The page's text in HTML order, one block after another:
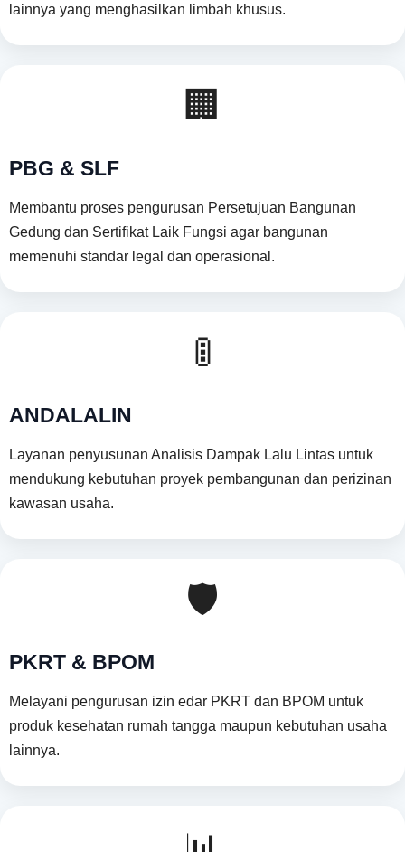
lainnya yang menghasilkan limbah khusus.
🏢
PBG & SLF
Membantu proses pengurusan Persetujuan Bangunan
Gedung dan Sertifikat Laik Fungsi agar bangunan
memenuhi standar legal dan operasional.
🚦
ANDALALIN
Layanan penyusunan Analisis Dampak Lalu Lintas untuk
mendukung kebutuhan proyek pembangunan dan perizinan
kawasan usaha.
🛡️
PKRT & BPOM
Melayani pengurusan izin edar PKRT dan BPOM untuk
produk kesehatan rumah tangga maupun kebutuhan usaha
lainnya.